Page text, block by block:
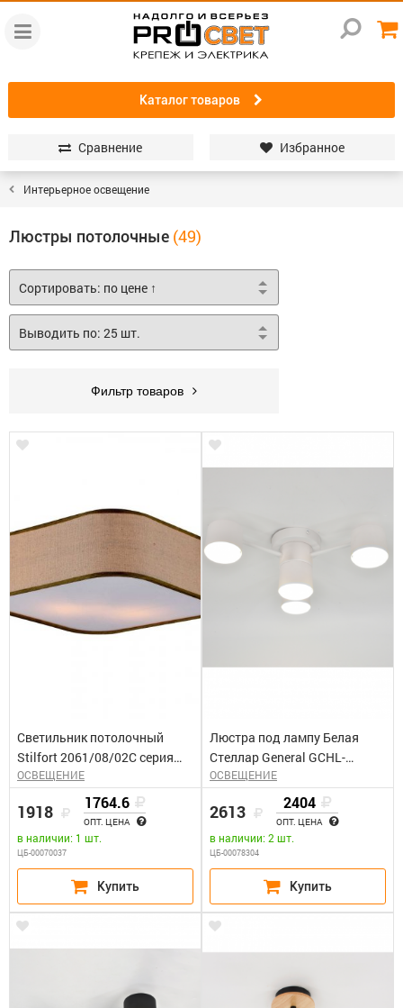
Каталог товаров
Сравнение Избранное
Интерьерное освещение
Люстры потолочные
Фильтр товаров
Светильник потолочный
Stilfort 2061/08/02С серия
Hotel
ОСВЕЩЕНИЕ
1918 1764.6
ОПТ. ЦЕНА
в наличии: 1 шт.
ЦБ-00070037
Люстра под лампу Белая
Стеллар General GCHL-
4GX53-M
ОСВЕЩЕНИЕ
2613 2404
ОПТ. ЦЕНА
в наличии: 2 шт.
ЦБ-00078304